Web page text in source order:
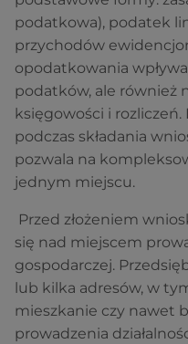
podatkowa), podatek
przychodów
opodatkowania
podatków, ale również
księgowości i
podczas składania
pozwala na
jednym miejscu.
Przed złożeniem
się nad miejscem
gospodarczej.
lub kilka adresów, w
mieszkanie czy nawet
prowadzenia